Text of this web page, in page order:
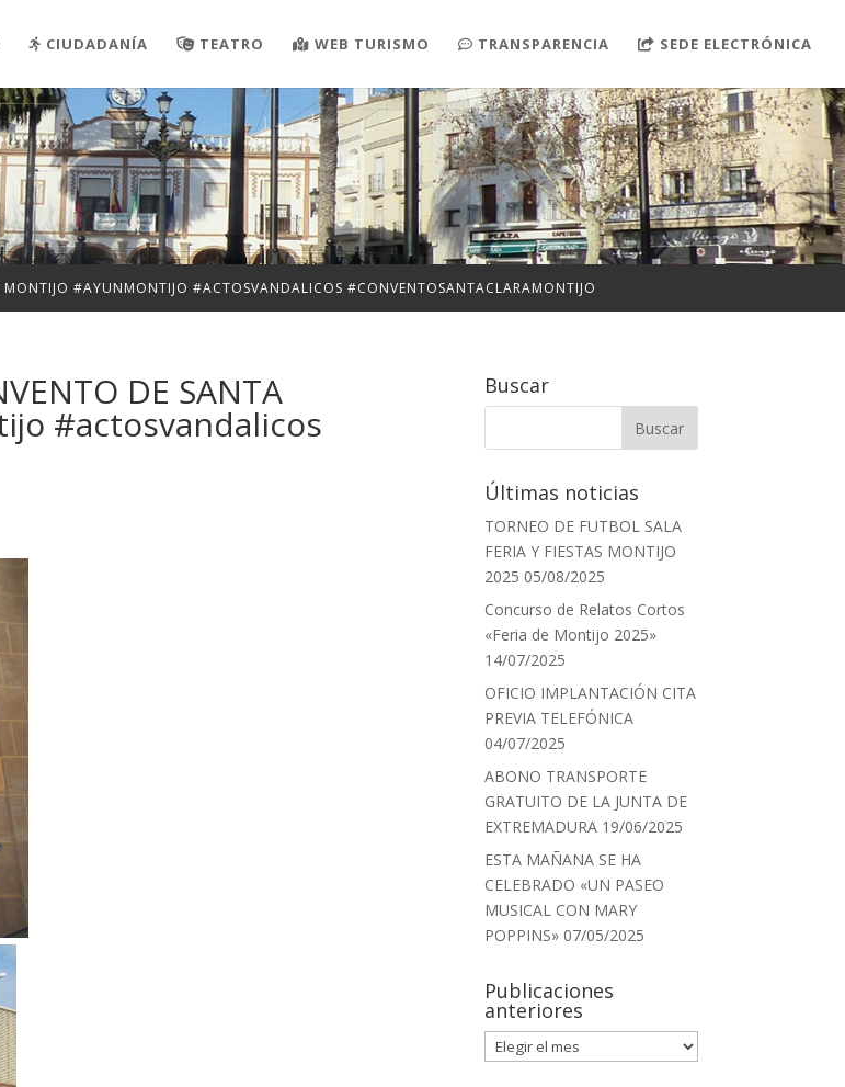
CIUDADANÍA TEATRO WEB TURISMO TRANSPARENCIA SEDE ELECTRÓNICA
#AYUNMONTIJO #ACTOSVANDALICOS #CONVENTOSANTACLARAMONTIJO
DE SANTA
#actosvandalicos
Buscar
Últimas noticias
TORNEO DE FUTBOL SALA
FERIA Y FIESTAS MONTIJO
2025 05/08/2025
Concurso de Relatos Cortos
«Feria de Montijo 2025»
14/07/2025
OFICIO IMPLANTACIÓN CITA
PREVIA TELEFÓNICA
04/07/2025
ABONO TRANSPORTE
GRATUITO DE LA JUNTA DE
EXTREMADURA 19/06/2025
ESTA MAÑANA SE HA
CELEBRADO «UN PASEO
MUSICAL CON MARY
POPPINS» 07/05/2025
Publicaciones
anteriores